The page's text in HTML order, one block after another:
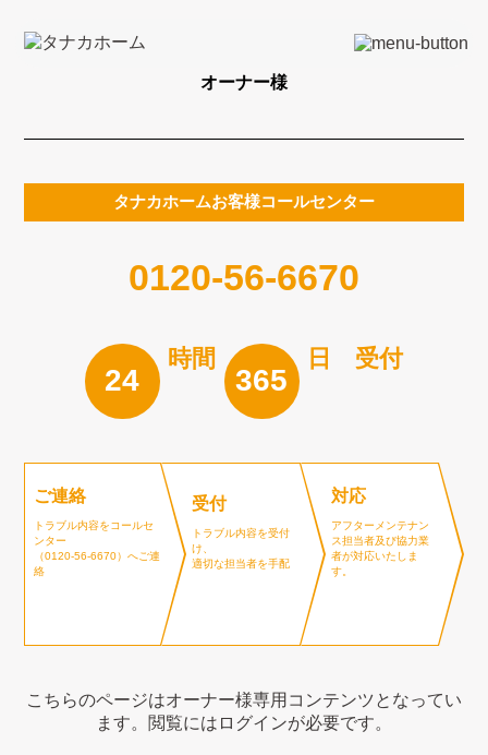
オーナー様
タナカホームお客様コールセンター
0120-56-6670
24
時間
365
日 受付
ご連絡
トラブル内容をコールセ
ンター
（0120-56-6670​）へご連
絡
受付
トラブル内容を受付
け、
適切な担当者を手配
対応
アフターメンテナン
ス担当者及び協力業
者が対応いたしま
す。
こちらのページはオーナー様専用コンテンツとなってい
ます。閲覧にはログインが必要です。